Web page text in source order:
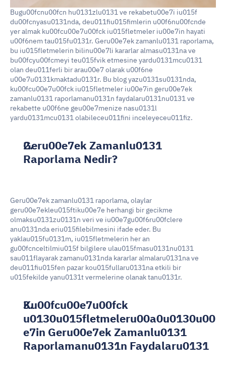
Bugu00fcnu00fcn hu0131zlu0131 ve rekabetu00e7i iu015f
du00fcnyasu0131nda, deu011fiu015fimlerin u00f6nu00fcnde
yer almak ku00fcu00e7u00fck iu015fletmeler iu00e7in hayati
u00f6nem tau015fu0131r. Geru00e7ek zamanlu0131 raporlama,
bu iu015fletmelerin bilinu00e7li kararlar almasu0131na ve
bu00fcyu00fcmeyi teu015fvik etmesine yardu0131mcu0131
olan deu011ferli bir arau00e7 olarak u00f6ne
u00e7u0131kmaktadu0131r. Bu blog yazu0131su0131nda,
ku00fcu00e7u00fck iu015fletmeler iu00e7in geru00e7ek
zamanlu0131 raporlamanu0131n faydalaru0131nu0131 ve
rekabette u00f6ne geu00e7menize nasu0131l
yardu0131mcu0131 olabileceu011fini inceleyeceu011fiz.
Geru00e7ek Zamanlu0131
Raporlama Nedir?
Geru00e7ek zamanlu0131 raporlama, olaylar
geru00e7ekleu015ftiku00e7e herhangi bir gecikme
olmaksu0131zu0131n veri ve iu00e7gu00f6ru00fclere
anu0131nda eriu015filebilmesini ifade eder. Bu
yaklau015fu0131m, iu015fletmelerin her an
gu00fcnceltilmiu015f bilgilere ulau015fmasu0131nu0131
sau011flayarak zamanu0131nda kararlar almalaru0131na ve
deu011fiu015fen pazar kou015fullaru0131na etkili bir
u015fekilde yanu0131t vermelerine olanak tanu0131r.
Ku00fcu00e7u00fck
u0130u015fletmeleru00a0u0130u00
e7in Geru00e7ek Zamanlu0131
Raporlamanu0131n Faydalaru0131